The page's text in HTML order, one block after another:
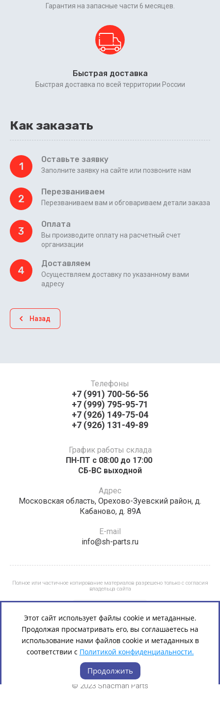
Гарантия на запасные части 6 месяцев.
Быстрая доставка
Быстрая доставка по всей территории России
Как заказать
1
Оставьте заявку
Заполните заявку на сайте или позвоните нам
2
Перезваниваем
Перезваниваем вам и обговариваем детали заказа
3
Оплата
Вы производите оплату на расчетный счет
организации
4
Доставляем
Осуществляем доставку по указанному вами
адресу
Назад
Телефоны
+7 (991) 700-56-56
+7 (999) 795-95-71
+7 (926) 149-75-04
+7 (926) 131-49-89
График работы склада
ПН-ПТ с 08:00 до 17:00 ​​​​​​
СБ-ВС выходной
Адрес
Московская область, Орехово-Зуевский район, д.
Кабаново, д. 89А
E-mail
info@sh-parts.ru
Полное или частичное копирование материалов разрешено только с согласия
владельца сайта
© 2023 Shacman Parts
Этот сайт использует файлы cookie и метаданные.
Продолжая просматривать его, вы соглашаетесь на
использование нами файлов cookie и метаданных в
соответствии с Политикой конфиденциальности.
Продолжить